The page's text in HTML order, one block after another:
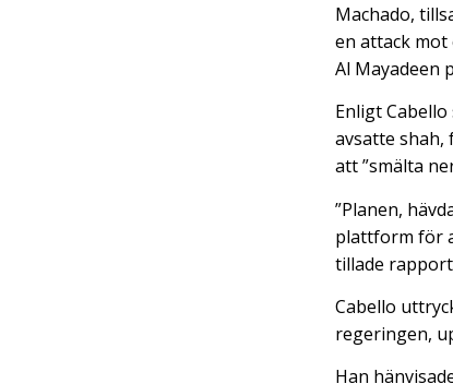
Machado,
en attack mot
Al Mayadeen
Enligt
avsatte shah,
att ”smälta
”Planen,
plattform för
tillade
Cabello
regeringen,
Han